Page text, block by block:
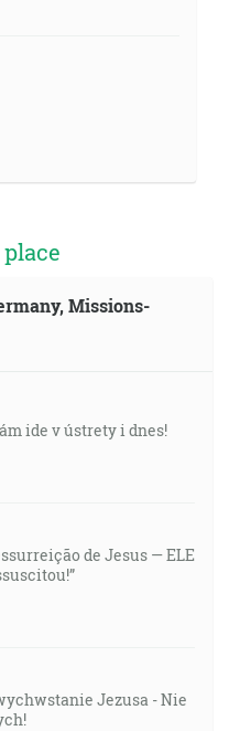
Missions-
ide v ústrety i dnes!
de Jesus — ELE
Jezusa - Nie